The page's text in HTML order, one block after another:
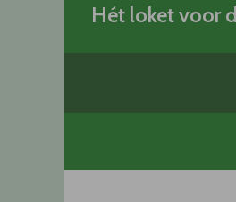
Hét loket voor